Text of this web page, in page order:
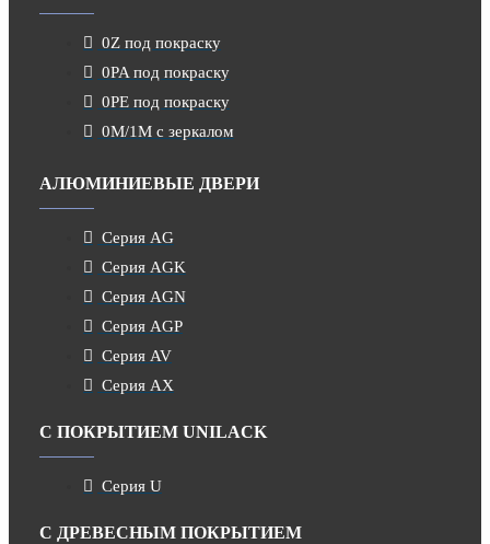
0Z под покраску
0PA под покраску
0PE под покраску
0M/1M с зеркалом
АЛЮМИНИЕВЫЕ ДВЕРИ
Серия AG
Серия AGK
Серия AGN
Серия AGP
Серия AV
Серия AX
С ПОКРЫТИЕМ UNILACK
Серия U
С ДРЕВЕСНЫМ ПОКРЫТИЕМ